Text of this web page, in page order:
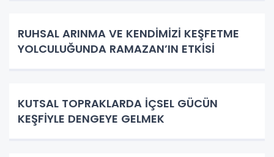
RUHSAL ARINMA VE KENDİMİZİ KEŞFETME
YOLCULUĞUNDA RAMAZAN’IN ETKİSİ
KUTSAL TOPRAKLARDA İÇSEL GÜCÜN
KEŞFİYLE DENGEYE GELMEK